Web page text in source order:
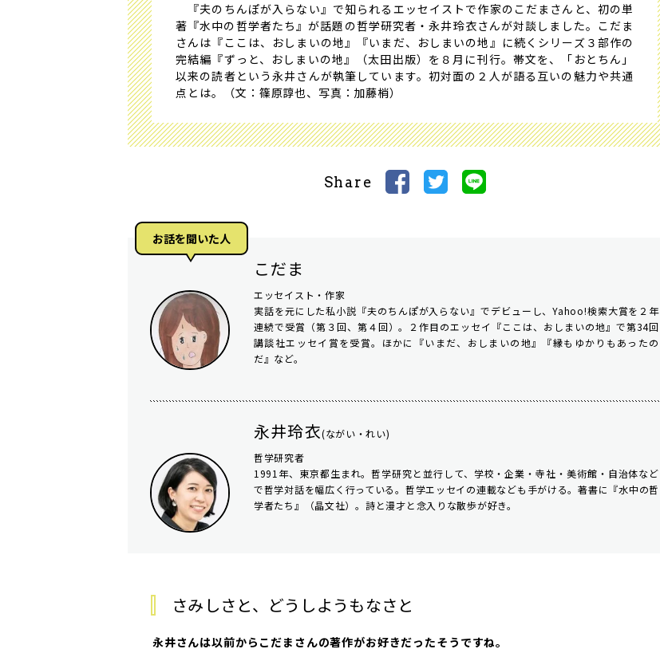
『夫のちんぽが入らない』で知られるエッセイストで作家のこだまさんと、初の単
著『水中の哲学者たち』が話題の哲学研究者・永井玲衣さんが対談しました。こだま
さんは『ここは、おしまいの地』『いまだ、おしまいの地』に続くシリーズ３部作の
完結編『ずっと、おしまいの地』（太田出版）を８月に刊行。帯文を、「おとちん」
以来の読者という永井さんが執筆しています。初対面の２人が語る互いの魅力や共通
点とは――。（文：篠原諄也、写真：加藤梢）
Share
お話を聞いた⼈
こだま
エッセイスト・作家
実話を元にした私小説『夫のちんぽが入らない』でデビューし、Yahoo!検索大賞を２年
連続で受賞（第３回、第４回）。２作目のエッセイ『ここは、おしまいの地』で第34回
講談社エッセイ賞を受賞。ほかに『いまだ、おしまいの地』『縁もゆかりもあったの
だ』など。
永井玲衣(ながい・れい)
哲学研究者
1991年、東京都生まれ。哲学研究と並行して、学校・企業・寺社・美術館・自治体など
で哲学対話を幅広く行っている。哲学エッセイの連載なども手がける。著書に『水中の哲
学者たち』（晶文社）。詩と漫才と念入りな散歩が好き。
さみしさと、どうしようもなさと
――永井さんは以前からこだまさんの著作がお好きだったそうですね。